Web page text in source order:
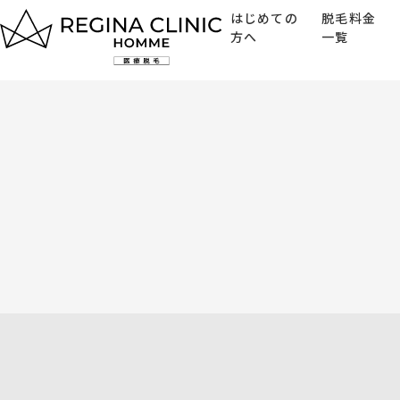
ク
オ
はじめての
方へ
脱毛料金
一覧